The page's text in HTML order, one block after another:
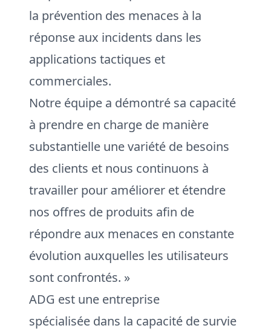
la prévention des menaces à la
réponse aux incidents dans les
applications tactiques et
commerciales.
Notre équipe a démontré sa capacité
à prendre en charge de manière
substantielle une variété de besoins
des clients et nous continuons à
travailler pour améliorer et étendre
nos offres de produits afin de
répondre aux menaces en constante
évolution auxquelles les utilisateurs
sont confrontés. »
ADG est une entreprise
spécialisée dans la capacité de survie